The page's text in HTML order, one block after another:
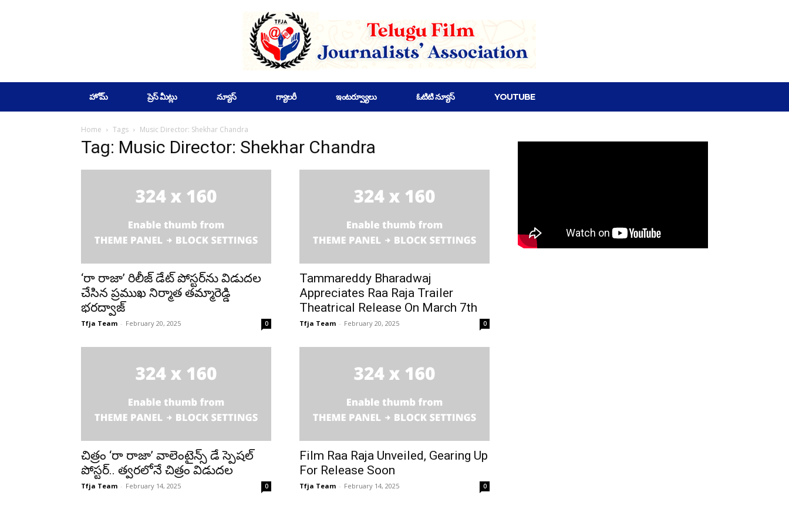
హోమ్ ప్రెస్ మీట్లు న్యూస్ గ్యాలరీ ఇంటర్వ్యూలు ఓటిటి న్యూస్ YOUTUBE
Home Tags Music Director: Shekhar Chandra
Tag: Music Director: Shekhar Chandra
‘రా రాజా’ రిలీజ్ డేట్ పోస్టర్‌ను విడుదల
చేసిన ప్రముఖ నిర్మాత తమ్మారెడ్డి
భరద్వాజ్
Tfja Team - February 20, 2025 0
Tammareddy Bharadwaj
Appreciates Raa Raja Trailer
Theatrical Release On March 7th
Tfja Team - February 20, 2025 0
చిత్రం ‘రా రాజా’ వాలెంటైన్స్ డే స్పెషల్
పోస్టర్.. త్వరలోనే చిత్రం విడుదల
Tfja Team - February 14, 2025 0
Film Raa Raja Unveiled, Gearing Up
For Release Soon
Tfja Team - February 14, 2025 0